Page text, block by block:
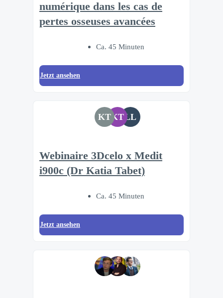
numérique dans les cas de
pertes osseuses avancées
Ca. 45 Minuten
Jetzt ansehen
KT KT LL
Webinaire 3Dcelo x Medit
i900c (Dr Katia Tabet)
Ca. 45 Minuten
Jetzt ansehen